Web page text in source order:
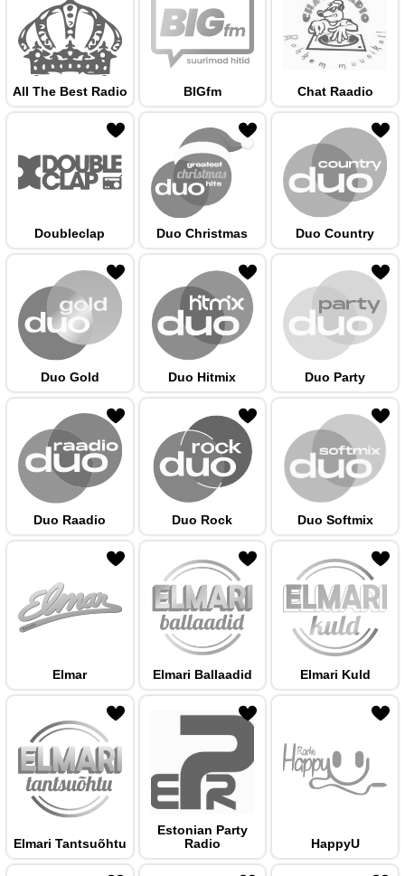
All The Best Radio BIGfm Chat Raadio
Doubleclap Duo Christmas Duo Country
Duo Gold Duo Hitmix Duo Party
Duo Raadio Duo Rock Duo Softmix
Elmar Elmari Ballaadid Elmari Kuld
Elmari Tantsuõhtu
Estonian Party
Radio
HappyU